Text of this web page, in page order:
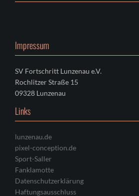
Impressum
SV Fortschritt Lunzenau e.V.
Rochlitzer Straße 15
09328 Lunzenau
Links
lunzenau.de
pixel-conception.de
Sport-Saller
Fanklamotte
Datenschutzerklärung
Haftungsausschluss